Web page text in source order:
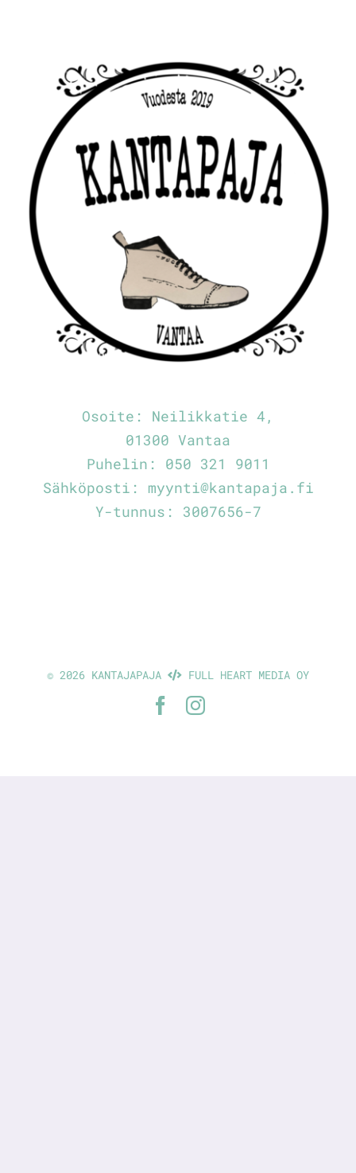
Osoite: Neilikkatie 4,
01300 Vantaa
Puhelin: 050 321 9011
Sähköposti: myynti@kantapaja.fi
Y-tunnus: 3007656-7
© 2026 KANTAJAPAJA FULL HEART MEDIA OY
Facebook
Instagram